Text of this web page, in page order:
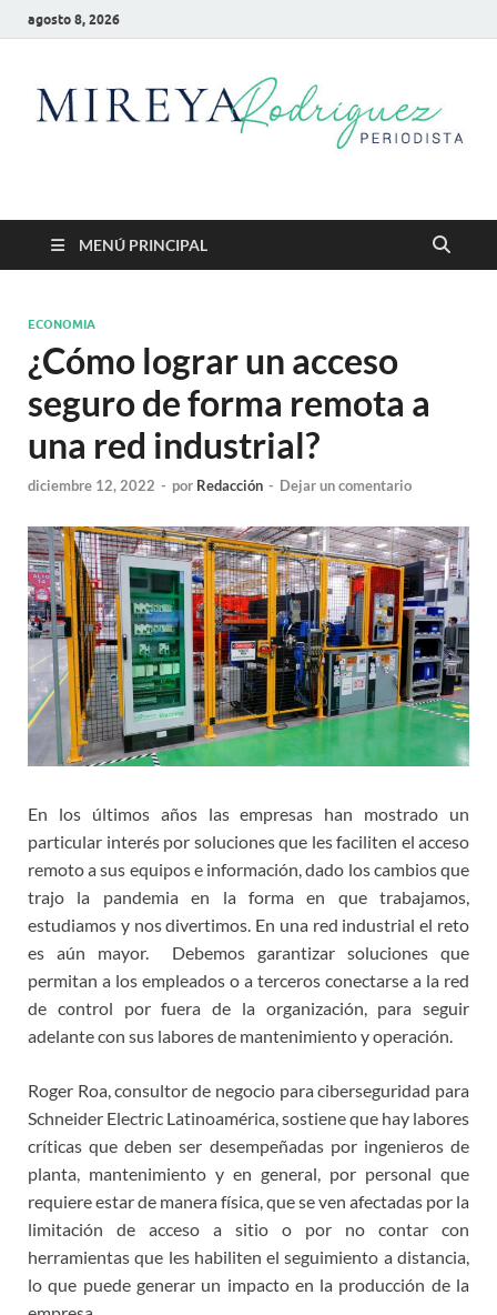
agosto 8, 2026
Mireya Rodriguez
MENÚ PRINCIPAL
ECONOMIA
¿Cómo lograr un acceso
seguro de forma remota a
una red industrial?
diciembre 12, 2022 - por Redacción - Dejar un comentario
En los últimos años las empresas han mostrado un
particular interés por soluciones que les faciliten el acceso
remoto a sus equipos e información, dado los cambios que
trajo la pandemia en la forma en que trabajamos,
estudiamos y nos divertimos. En una red industrial el reto
es aún mayor. Debemos garantizar soluciones que
permitan a los empleados o a terceros conectarse a la red
de control por fuera de la organización, para seguir
adelante con sus labores de mantenimiento y operación.
Roger Roa, consultor de negocio para ciberseguridad para
Schneider Electric Latinoamérica, sostiene que hay labores
críticas que deben ser desempeñadas por ingenieros de
planta, mantenimiento y en general, por personal que
requiere estar de manera física, que se ven afectadas por la
limitación de acceso a sitio o por no contar con
herramientas que les habiliten el seguimiento a distancia,
lo que puede generar un impacto en la producción de la